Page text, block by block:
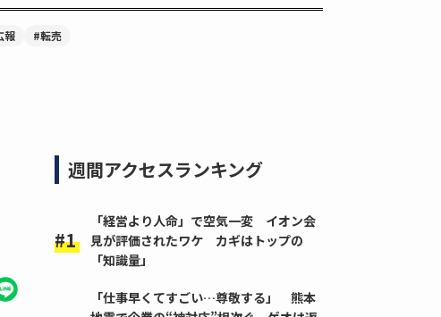
報 #転売
週間アクセスランキング
「経営より人命」で空気一変 イオン会
見が評価されたワケ カギはトップの
「知識量」
「仕事早くてすごい…尊敬する」 熊本